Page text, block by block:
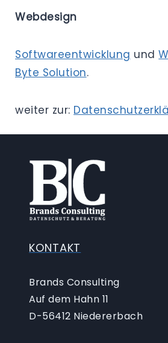
Webdesign
Softwareentwicklung und
Byte Solution.
weiter zur:
KONTAKT
Brands Consulting
Auf dem Hahn 11
D-56412 Niedererbach